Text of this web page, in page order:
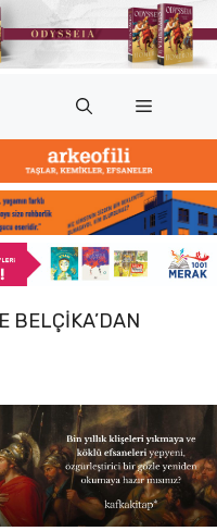
Menü
BELÇIKA’DAN